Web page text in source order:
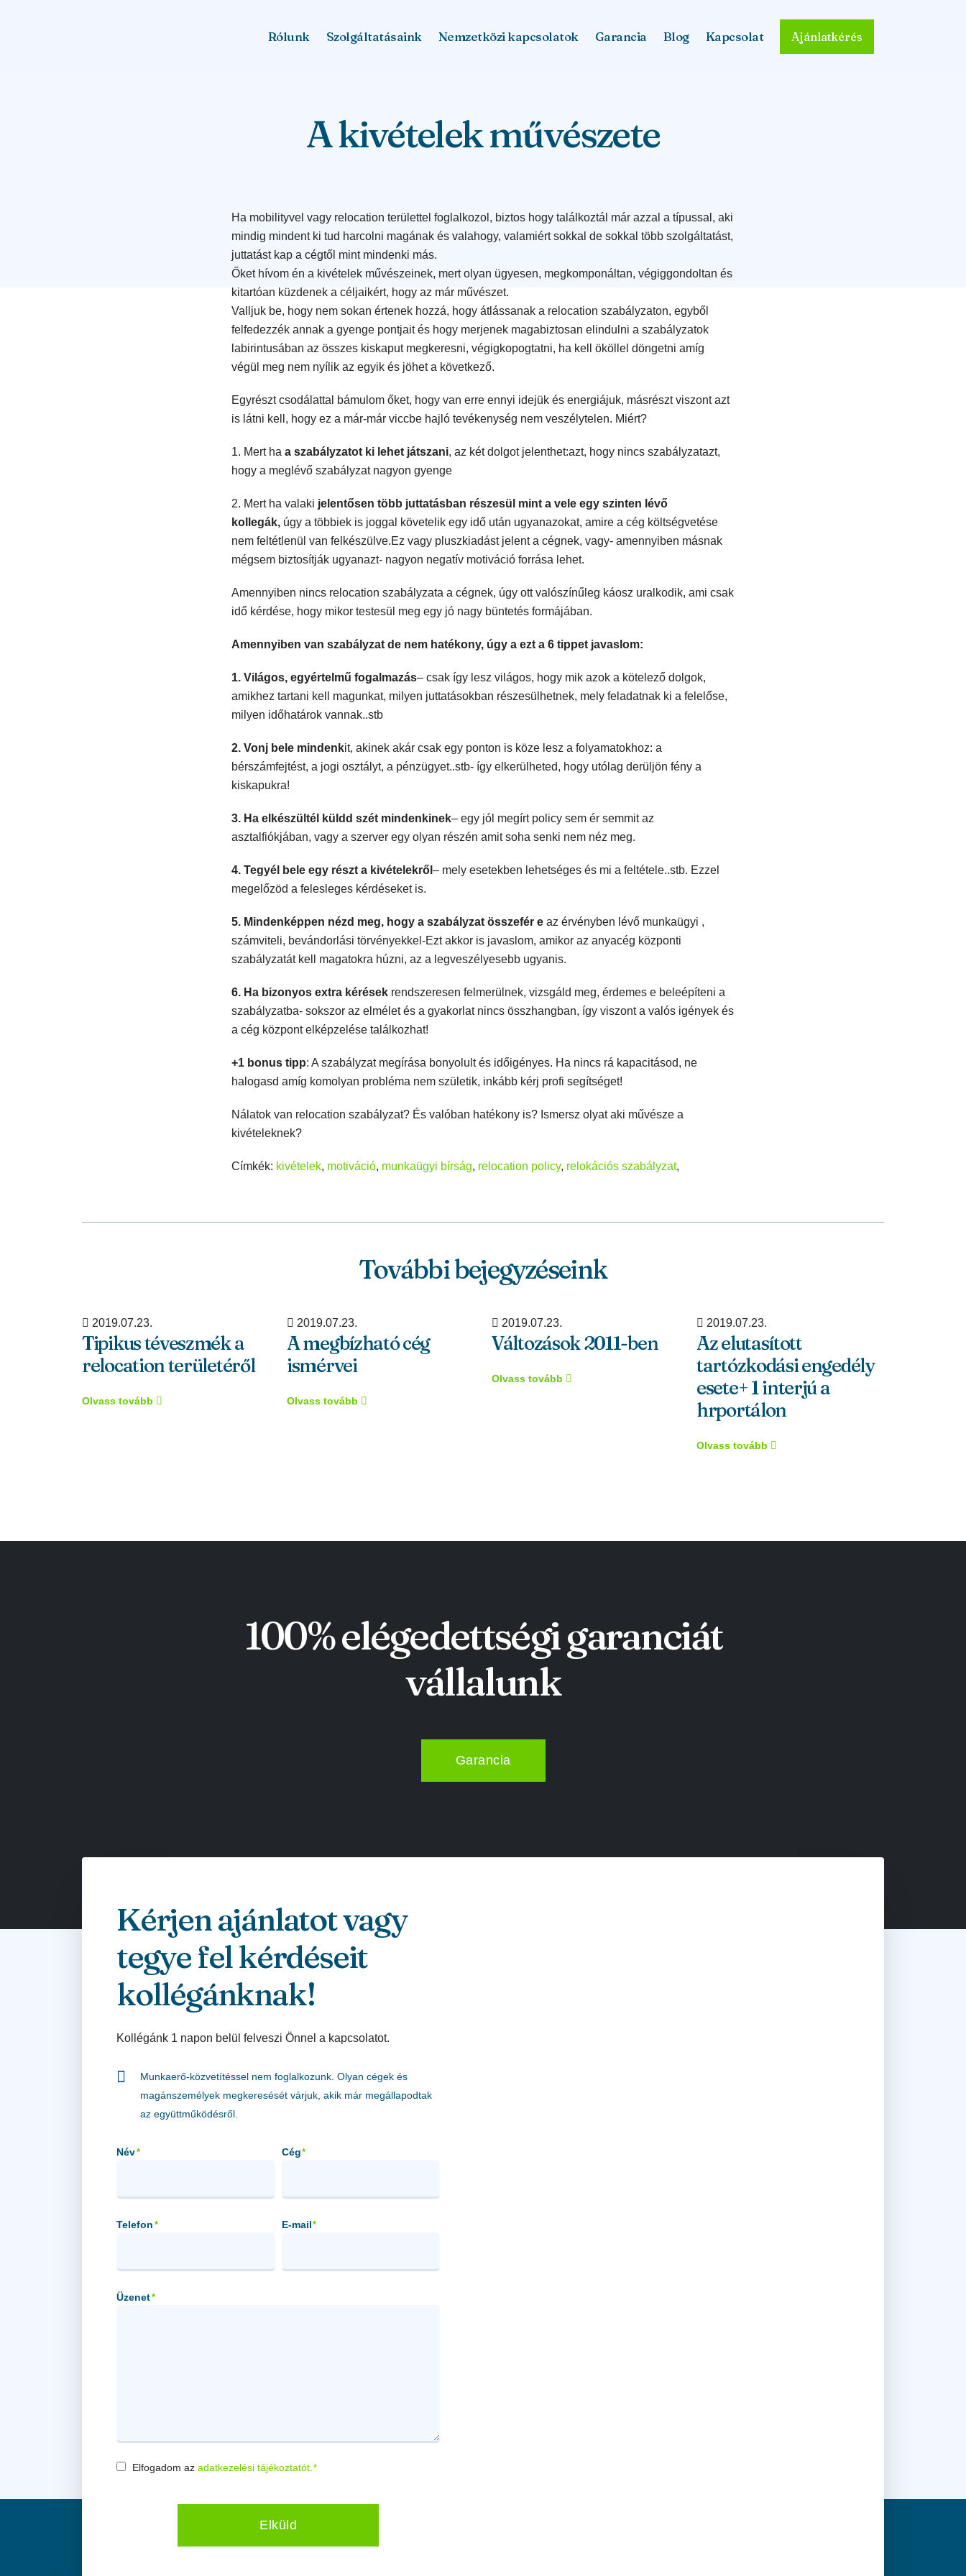
Rólunk Szolgáltatásaink Nemzetközi kapcsolatok Garancia Blog Kapcsolat Ajánlatkérés
A kivételek művészete
Ha mobilityvel vagy relocation területtel foglalkozol, biztos hogy találkoztál már azzal a típussal, aki
mindig mindent ki tud harcolni magának és valahogy, valamiért sokkal de sokkal több szolgáltatást,
juttatást kap a cégtől mint mindenki más.
Őket hívom én a kivételek művészeinek, mert olyan ügyesen, megkomponáltan, végiggondoltan és
kitartóan küzdenek a céljaikért, hogy az már művészet.
Valljuk be, hogy nem sokan értenek hozzá, hogy átlássanak a relocation szabályzaton, egyből
felfedezzék annak a gyenge pontjait és hogy merjenek magabiztosan elindulni a szabályzatok
labirintusában az összes kiskaput megkeresni, végigkopogtatni, ha kell ököllel döngetni amíg
végül meg nem nyílik az egyik és jöhet a következő.
Egyrészt csodálattal bámulom őket, hogy van erre ennyi idejük és energiájuk, másrészt viszont azt
is látni kell, hogy ez a már-már viccbe hajló tevékenység nem veszélytelen. Miért?
1. Mert ha a szabályzatot ki lehet játszani, az két dolgot jelenthet:azt, hogy nincs szabályzatazt,
hogy a meglévő szabályzat nagyon gyenge
2. Mert ha valaki jelentősen több juttatásban részesül mint a vele egy szinten lévő
kollegák, úgy a többiek is joggal követelik egy idő után ugyanazokat, amire a cég költségvetése
nem feltétlenül van felkészülve.Ez vagy pluszkiadást jelent a cégnek, vagy- amennyiben másnak
mégsem biztosítják ugyanazt- nagyon negatív motiváció forrása lehet.
Amennyiben nincs relocation szabályzata a cégnek, úgy ott valószínűleg káosz uralkodik, ami csak
idő kérdése, hogy mikor testesül meg egy jó nagy büntetés formájában.
Amennyiben van szabályzat de nem hatékony, úgy a ezt a 6 tippet javaslom:
1. Világos, egyértelmű fogalmazás– csak így lesz világos, hogy mik azok a kötelező dolgok,
amikhez tartani kell magunkat, milyen juttatásokban részesülhetnek, mely feladatnak ki a felelőse,
milyen időhatárok vannak..stb
2. Vonj bele mindenkit, akinek akár csak egy ponton is köze lesz a folyamatokhoz: a
bérszámfejtést, a jogi osztályt, a pénzügyet..stb- így elkerülheted, hogy utólag derüljön fény a
kiskapukra!
3. Ha elkészültél küldd szét mindenkinek– egy jól megírt policy sem ér semmit az
asztalfiókjában, vagy a szerver egy olyan részén amit soha senki nem néz meg.
4. Tegyél bele egy részt a kivételekről – mely esetekben lehetséges és mi a feltétele..stb. Ezzel
megelőzöd a felesleges kérdéseket is.
5. Mindenképpen nézd meg, hogy a szabályzat összefér e az érvényben lévő munkaügyi ,
számviteli, bevándorlási törvényekkel-Ezt akkor is javaslom, amikor az anyacég központi
szabályzatát kell magatokra húzni, az a legveszélyesebb ugyanis.
6. Ha bizonyos extra kérések rendszeresen felmerülnek, vizsgáld meg, érdemes e beleépíteni a
szabályzatba- sokszor az elmélet és a gyakorlat nincs összhangban, így viszont a valós igények és
a cég központ elképzelése találkozhat!
+1 bonus tipp: A szabályzat megírása bonyolult és időigényes. Ha nincs rá kapacitásod, ne
halogasd amíg komolyan probléma nem születik, inkább kérj profi segítséget!
Nálatok van relocation szabályzat? És valóban hatékony is? Ismersz olyat aki művésze a
kivételeknek?
Címkék: kivételek, motiváció, munkaügyi bírság, relocation policy, relokációs szabályzat,
További bejegyzéseink
2019.07.23.
Tipikus téveszmék a
relocation területéről
Olvass tovább
2019.07.23.
A megbízható cég
ismérvei
Olvass tovább
2019.07.23.
Változások 2011-ben
Olvass tovább
2019.07.23.
Az elutasított
tartózkodási engedély
esete+ 1 interjú a
hrportálon
Olvass tovább
100% elégedettségi garanciát
vállalunk
Garancia
Kérjen ajánlatot vagy
tegye fel kérdéseit
kollégánknak!
Kollégánk 1 napon belül felveszi Önnel a kapcsolatot.
Munkaerő-közvetítéssel nem foglalkozunk. Olyan cégek és
magánszemélyek megkeresését várjuk, akik már megállapodtak
az együttműködésről.
Név* Cég*
Telefon * E-mail*
Üzenet*
Consent*
Elfogadom az adatkezelési tájékoztatót. *
Elküld